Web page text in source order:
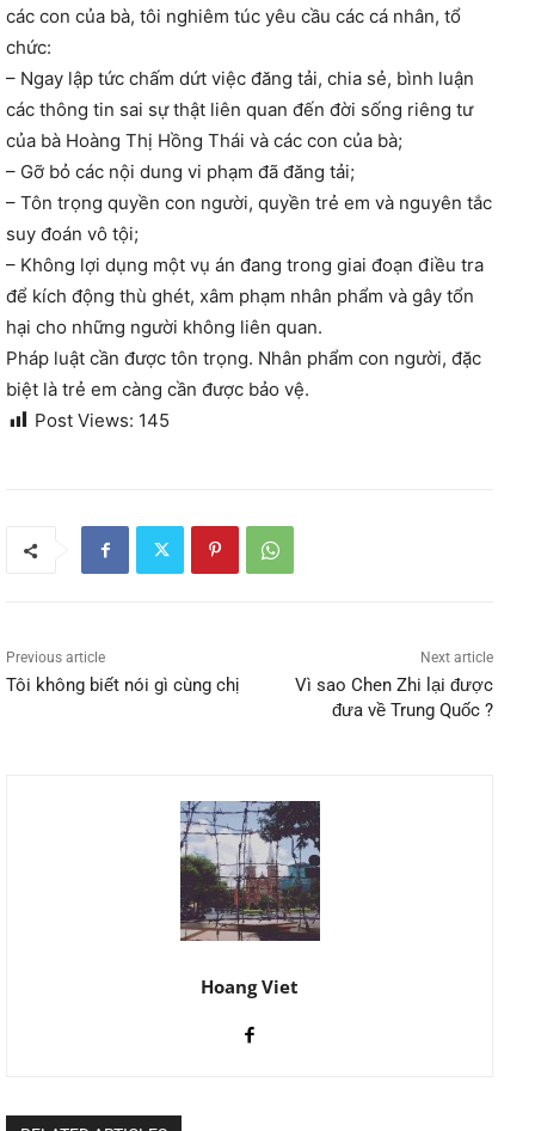
các con của bà, tôi nghiêm túc yêu cầu các cá nhân, tổ
chức:
– Ngay lập tức chấm dứt việc đăng tải, chia sẻ, bình luận
các thông tin sai sự thật liên quan đến đời sống riêng tư
của bà Hoàng Thị Hồng Thái và các con của bà;
– Gỡ bỏ các nội dung vi phạm đã đăng tải;
– Tôn trọng quyền con người, quyền trẻ em và nguyên tắc
suy đoán vô tội;
– Không lợi dụng một vụ án đang trong giai đoạn điều tra
để kích động thù ghét, xâm phạm nhân phẩm và gây tổn
hại cho những người không liên quan.
Pháp luật cần được tôn trọng. Nhân phẩm con người, đặc
biệt là trẻ em càng cần được bảo vệ.
Post Views: 145
Previous article
Tôi không biết nói gì cùng chị
Next article
Vì sao Chen Zhi lại được
đưa về Trung Quốc ?
Hoang Viet